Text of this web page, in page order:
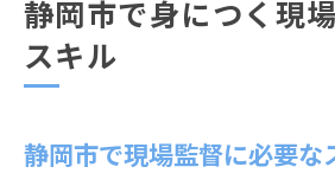
静岡市で身につく現
スキル
静岡市で現場監督に必要な